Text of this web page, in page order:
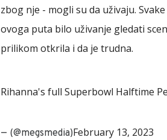
zbog nje - mogli su da uživaju.
ovoga puta bilo uživanje gledati
prilikom otkrila i da je trudna.
Rihanna's full Superbowl Halftime
— (@megsmedia)February 13, 2023